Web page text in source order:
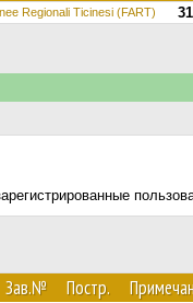
Regionali Ticinesi (FART) 31
Зав.№ Постр.